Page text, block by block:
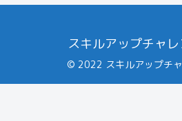
スキルアップチャ
© 2022 スキルアップチ